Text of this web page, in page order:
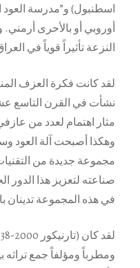
اسطنبول) و”مدرسة العود
أوروبي أو بالأحرى
النزعة تأثيراً قوياً في
لقد كانت فكرة العزف
نشأت في القرن التاسع
مثار اهتمام لعدد من
وهكذا أصبحت آلة العود
مجموعة جديدة من
صناعته لتعزيز هذا الدور
في هذه المجموعة تدينان
ومطرباً ومؤلفاً جمع تراثه